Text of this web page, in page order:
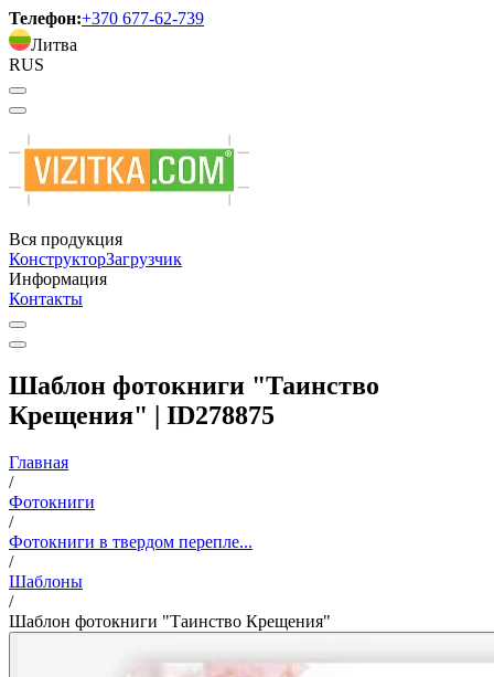
Телефон:+370 677-62-739
Литва
RUS
Вся продукция
КонструкторЗагрузчик
Информация
Контакты
Шаблон фотокниги "Таинство
Крещения" | ID278875
Главная
/
Фотокниги
/
Фотокниги в твердом перепле...
/
Шаблоны
/
Шаблон фотокниги "Таинство Крещения"